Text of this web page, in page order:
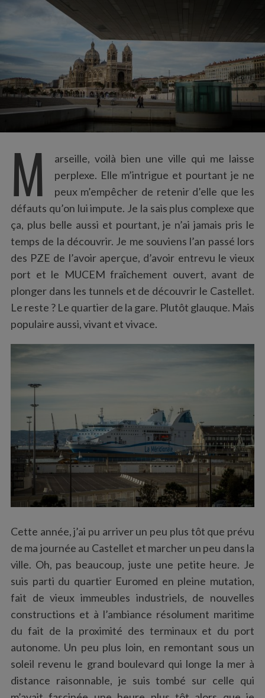
M
arseille, voilà bien une ville qui me laisse
perplexe. Elle m’intrigue et pourtant je ne
peux m’empêcher de retenir d’elle que les
défauts qu’on lui impute. Je la sais plus complexe que
ça, plus belle aussi et pourtant, je n’ai jamais pris le
temps de la découvrir. Je me souviens l’an passé lors
des PZE de l’avoir aperçue, d’avoir entrevu le vieux
port et le MUCEM fraîchement ouvert, avant de
plonger dans les tunnels et de découvrir le Castellet.
Le reste ? Le quartier de la gare. Plutôt glauque. Mais
populaire aussi, vivant et vivace.
Cette année, j’ai pu arriver un peu plus tôt que prévu
de ma journée au Castellet et marcher un peu dans la
ville. Oh, pas beaucoup, juste une petite heure. Je
suis parti du quartier Euromed en pleine mutation,
fait de vieux immeubles industriels, de nouvelles
constructions et à l’ambiance résolument maritime
du fait de la proximité des terminaux et du port
autonome. Un peu plus loin, en remontant sous un
soleil revenu le grand boulevard qui longe la mer à
distance raisonnable, je suis tombé sur celle qui